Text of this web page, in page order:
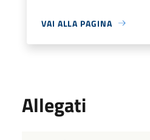
VAI ALLA PAGINA
Allegati